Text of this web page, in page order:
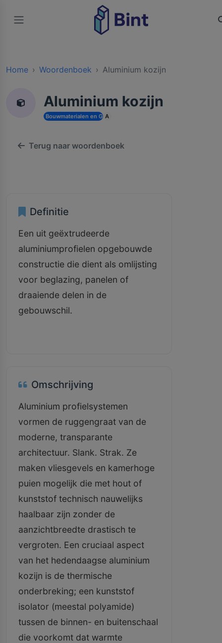
Home Woordenboek Aluminium kozijn
Aluminium kozijn
Bouwmaterialen en Grondstoffen
A
Terug naar woordenboek
Definitie
Een uit geëxtrudeerde
aluminiumprofielen opgebouwde
constructie die dient als omlijsting
voor beglazing, panelen of
draaiende delen in de
gebouwschil.
Omschrijving
Aluminium profielsystemen
vormen de ruggengraat van de
moderne, transparante
architectuur. Slank. Strak. Ze
maken vliesgevels en kamerhoge
puien mogelijk die met hout of
kunststof technisch nauwelijks
haalbaar zijn zonder de
aanzichtbreedte drastisch te
vergroten. Een cruciaal aspect
van het hedendaagse aluminium
kozijn is de thermische
onderbreking; een kunststof
isolator (meestal polyamide)
tussen de binnen- en buitenschaal
die voorkomt dat warmte